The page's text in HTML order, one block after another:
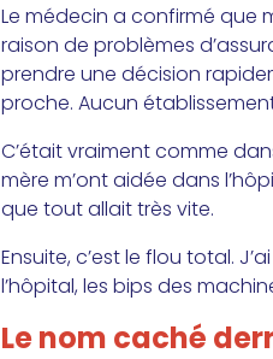
Le médecin a confirmé que
raison de problèmes
prendre une décision
proche. Aucun
C’était vraiment comme
mère m’ont aidée dans
que tout allait très vite.
Ensuite, c’est le flou total.
l’hôpital, les bips des
Le nom caché